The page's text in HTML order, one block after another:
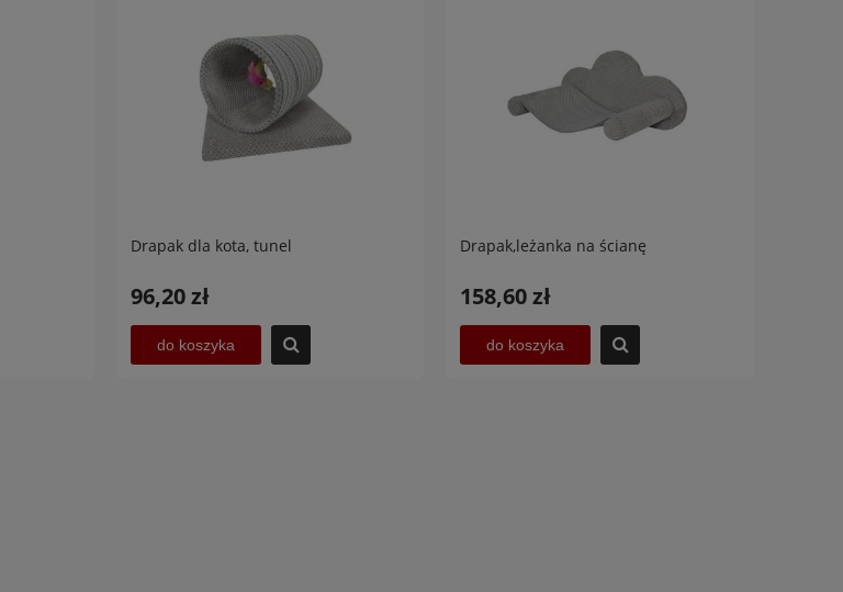
Drapak dla kota, tunel
96,20 zł
do koszyka
Drapak,leżanka na ścianę
158,60 zł
do koszyka